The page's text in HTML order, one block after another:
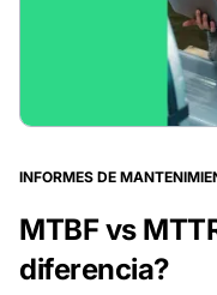
INFORMES DE
MTBF vs
diferencia?